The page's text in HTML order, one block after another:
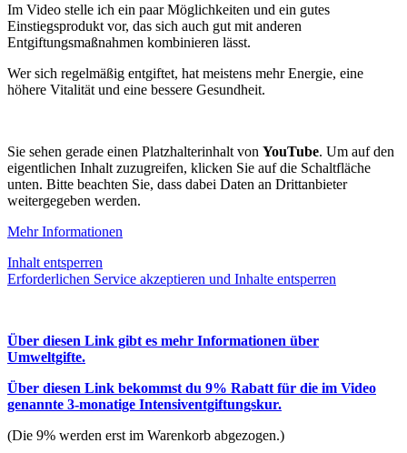
Im Video stelle ich ein paar Möglichkeiten und ein gutes
Einstiegsprodukt vor, das sich auch gut mit anderen
Entgiftungsmaßnahmen kombinieren lässt.
Wer sich regelmäßig entgiftet, hat meistens mehr Energie, eine
höhere Vitalität und eine bessere Gesundheit.
Sie sehen gerade einen Platzhalterinhalt von YouTube. Um auf den
eigentlichen Inhalt zuzugreifen, klicken Sie auf die Schaltfläche
unten. Bitte beachten Sie, dass dabei Daten an Drittanbieter
weitergegeben werden.
Mehr Informationen
Inhalt entsperren
Erforderlichen Service akzeptieren und Inhalte entsperren
Über diesen Link gibt es mehr Informationen über
Umweltgifte.
Über diesen Link bekommst du 9% Rabatt für die im Video
genannte 3-monatige Intensiventgiftungskur.
(Die 9% werden erst im Warenkorb abgezogen.)